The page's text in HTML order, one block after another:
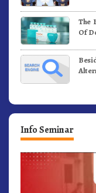
The
Of
Info Seminar